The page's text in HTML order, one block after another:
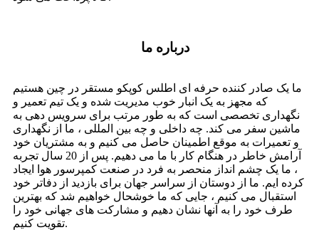
درباره ما
ما یک صادر کننده حرفه ای اطلس کوپکو مستقر در چین هستیم
که مجهز به یک انبار خوب مدیریت شده و یک تیم تعمیر و
نگهداری تخصصی است که به طور مرتب برای سرویس دهی به
ماشین سفر می کند. چه داخلی و چه بین المللی ، ما از نگهداری
و تعمیرات به موقع اطمینان حاصل می کنیم و به مشتریان خود
آرامش خاطر در هنگام کار با ما می دهیم. پس از 20 سال تجربه
، ما یک چشم انداز منحصر به فرد در صنعت کمپرسور هوا ایجاد
کرده ایم. ما از دوستان از سراسر جهان برای بازدید از دفاتر خود
استقبال می کنیم ، جایی که ما خوشحال خواهیم شد که بهترین
طرف خود را به آنها نشان دهیم و مشارکت های جهانی خود را
تقویت کنیم.